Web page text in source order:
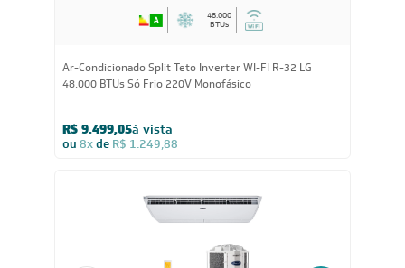
48.000
BTUs
Ar-Condicionado Split Teto Inverter WI-FI R-32 LG
48.000 BTUs Só Frio 220V Monofásico
R$ 9.499,05à vista
ou 8xde R$ 1.249,88